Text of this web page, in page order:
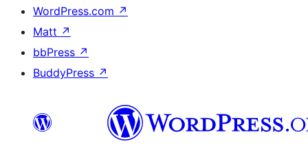
WordPress.com ↗
Matt ↗
bbPress ↗
BuddyPress ↗